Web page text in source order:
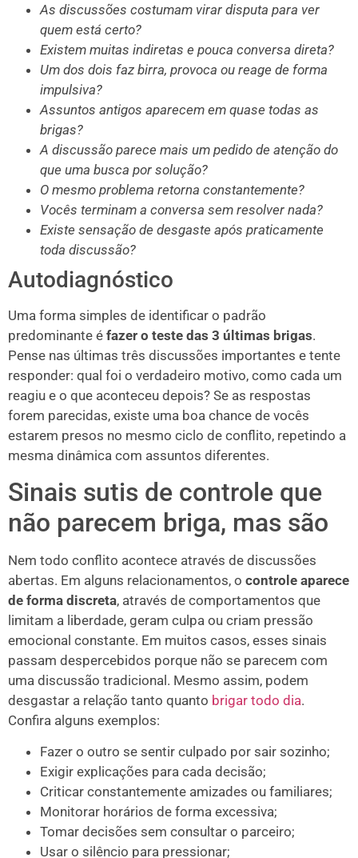
As discussões costumam virar disputa para ver
quem está certo?
Existem muitas indiretas e pouca conversa direta?
Um dos dois faz birra, provoca ou reage de forma
impulsiva?
Assuntos antigos aparecem em quase todas as
brigas?
A discussão parece mais um pedido de atenção do
que uma busca por solução?
O mesmo problema retorna constantemente?
Vocês terminam a conversa sem resolver nada?
Existe sensação de desgaste após praticamente
toda discussão?
Autodiagnóstico
Uma forma simples de identificar o padrão
predominante é fazer o teste das 3 últimas brigas.
Pense nas últimas três discussões importantes e tente
responder: qual foi o verdadeiro motivo, como cada um
reagiu e o que aconteceu depois? Se as respostas
forem parecidas, existe uma boa chance de vocês
estarem presos no mesmo ciclo de conflito, repetindo a
mesma dinâmica com assuntos diferentes.
Sinais sutis de controle que
não parecem briga, mas são
Nem todo conflito acontece através de discussões
abertas. Em alguns relacionamentos, o controle aparece
de forma discreta, através de comportamentos que
limitam a liberdade, geram culpa ou criam pressão
emocional constante. Em muitos casos, esses sinais
passam despercebidos porque não se parecem com
uma discussão tradicional. Mesmo assim, podem
desgastar a relação tanto quanto brigar todo dia.
Confira alguns exemplos:
Fazer o outro se sentir culpado por sair sozinho;
Exigir explicações para cada decisão;
Criticar constantemente amizades ou familiares;
Monitorar horários de forma excessiva;
Tomar decisões sem consultar o parceiro;
Usar o silêncio para pressionar;